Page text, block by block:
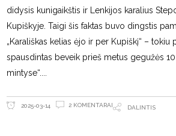
didysis kunigaikštis ir Lenkijos karalius
Kupiškyje. Taigi šis faktas buvo dingstis
„Karališkas kelias ėjo ir per Kupiškį“ – tokiu
spausdintas beveik prieš metus gegužės
mintyse“.
2025-03-14 2 KOMENTARAI DALINTIS